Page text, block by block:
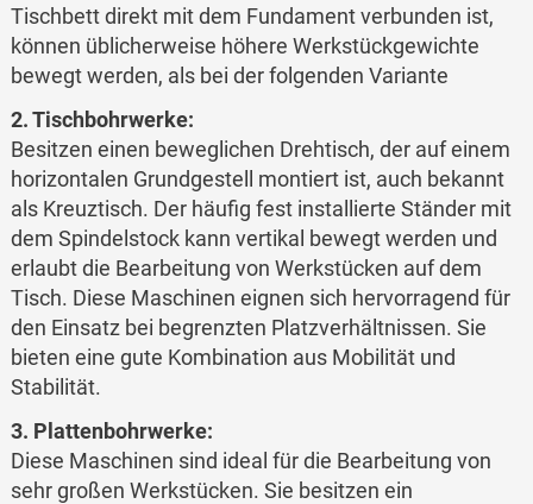
Tischbett direkt mit dem Fundament verbunden ist,
können üblicherweise höhere Werkstückgewichte
bewegt werden, als bei der folgenden Variante
2. Tischbohrwerke:
Besitzen einen beweglichen Drehtisch, der auf einem
horizontalen Grundgestell montiert ist, auch bekannt
als Kreuztisch. Der häufig fest installierte Ständer mit
dem Spindelstock kann vertikal bewegt werden und
erlaubt die Bearbeitung von Werkstücken auf dem
Tisch. Diese Maschinen eignen sich hervorragend für
den Einsatz bei begrenzten Platzverhältnissen. Sie
bieten eine gute Kombination aus Mobilität und
Stabilität.
3. Plattenbohrwerke:
Diese Maschinen sind ideal für die Bearbeitung von
sehr großen Werkstücken. Sie besitzen ein